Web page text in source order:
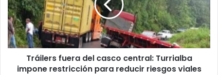
central:
Turrialba
impone
restricción
para
reducir
riesgos
Tráilers fuera del casco central: Turrialba
impone restricción para reducir riesgos viales